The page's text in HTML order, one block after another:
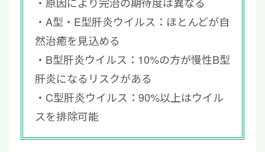
A型・E型肝炎ウイルス：ほとんどが自
然治癒を見込める
B型肝炎ウイルス：10%の方が慢性B型
肝炎になるリスクがある
C型肝炎ウイルス：90%以上はウイル
スを排除可能